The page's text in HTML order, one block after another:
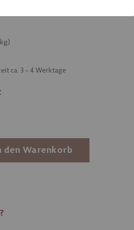
ca. 3 – 4 Werktage
den Warenkorb